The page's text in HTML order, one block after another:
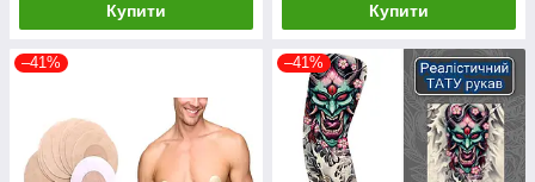
Купити Купити
–41% –41%